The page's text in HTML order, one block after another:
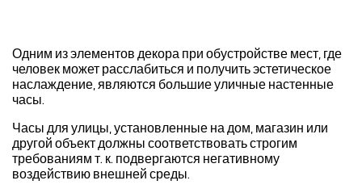
Одним из элементов декора при обустройстве мест, где
человек может расслабиться и получить эстетическое
наслаждение, являются большие уличные настенные
часы.
Часы для улицы, установленные на дом, магазин или
другой объект должны соответствовать строгим
требованиям т. к. подвергаются негативному
воздействию внешней среды.